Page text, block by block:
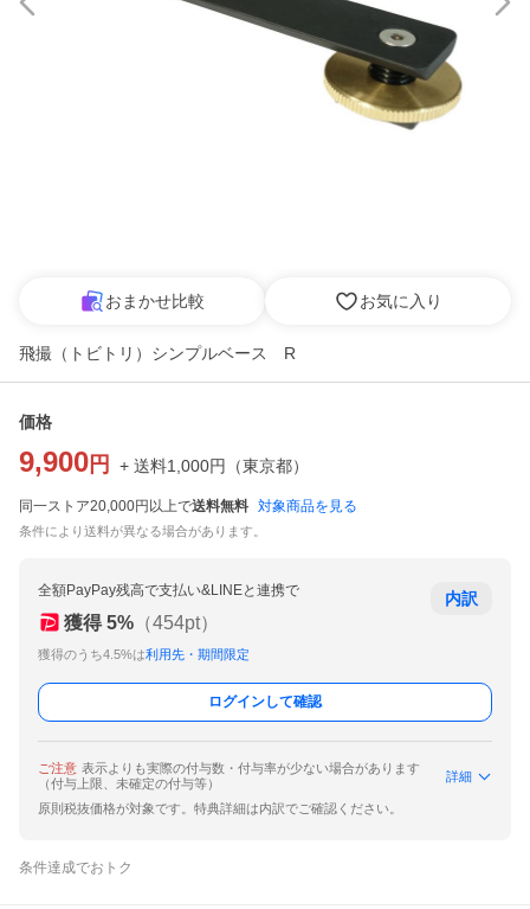
おまかせ比較 お気に入り
飛撮（トビトリ）シンプルベース R
価格
9,900 円 + 送料1,000円 （東京都）
同一ストア20,000円以上で送料無料 対象商品を見る
条件により送料が異なる場合があります。
全額PayPay残高で支払い&LINEと連携で
獲得 5% （454pt）
獲得のうち4.5%は利用先・期間限定
内訳
ログインして確認
ご注意 表示よりも実際の付与数・付与率が少ない場合があります
（付与上限、未確定の付与等）
詳細
原則税抜価格が対象です。特典詳細は内訳でご確認ください。
条件達成でおトク